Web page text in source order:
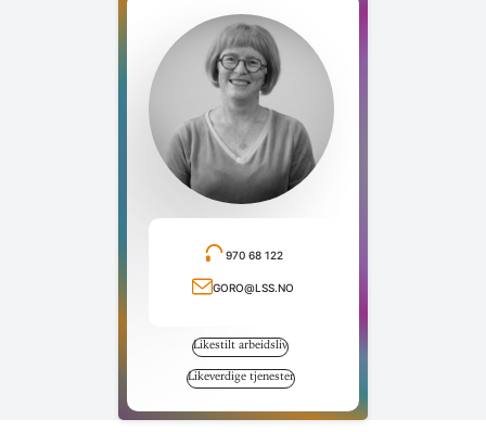
970 68 122
Ring telefonnummer
goro@lss.no
Send e-post
Likestilt arbeidsliv
Likeverdige tjenester